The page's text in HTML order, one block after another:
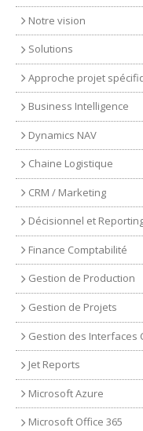
Notre vision
Solutions
Approche projet
Business Intelligence
Dynamics NAV
Chaine Logistique
CRM / Marketing
Décisionnel et
Finance Comptabilité
Gestion de Production
Gestion de Projets
Gestion des Interfaces
Jet Reports
Microsoft Azure
Microsoft Office 365